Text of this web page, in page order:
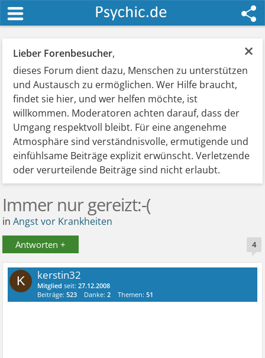
×
Lieber Forenbesucher,
dieses Forum dient dazu, Menschen zu unterstützen
und Austausch zu ermöglichen. Wer Hilfe braucht,
findet sie hier, und wer helfen möchte, ist
willkommen. Moderatoren achten darauf, dass der
Umgang respektvoll bleibt. Für eine angenehme
Atmosphäre sind verständnisvolle, ermutigende und
einfühlsame Beiträge explizit erwünscht. Verletzende
oder verurteilende Beiträge sind nicht erlaubt.
Immer nur gereizt:-(
inAngst vor Krankheiten
Antworten + 4
K kerstin32
Mitglied seit:27.12.2008
Beiträge:523 Danke:2 Themen:51